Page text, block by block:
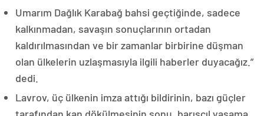
Umarım Dağlık Karabağ bahsi geçtiğinde, sadece
kalkınmadan, savaşın sonuçlarının ortadan
kaldırılmasından ve bir zamanlar birbirine düşman
olan ülkelerin uzlaşmasıyla ilgili haberler duyacağız.”
dedi.
Lavrov, üç ülkenin imza attığı bildirinin, bazı güçler